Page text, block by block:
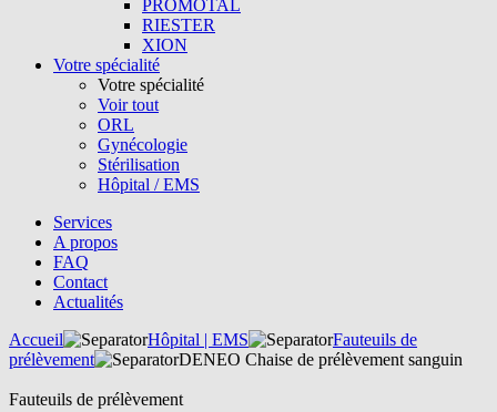
PROMOTAL
RIESTER
XION
Votre spécialité
Votre spécialité
Voir tout
ORL
Gynécologie
Stérilisation
Hôpital / EMS
Services
A propos
FAQ
Contact
Actualités
Accueil
Hôpital | EMS
Fauteuils de
prélèvement
DENEO Chaise de prélèvement sanguin
Fauteuils de prélèvement